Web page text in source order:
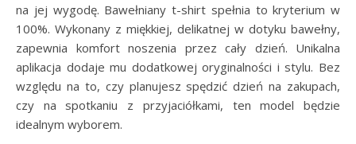
na jej wygodę. Bawełniany t-shirt spełnia to kryterium w
100%. Wykonany z miękkiej, delikatnej w dotyku bawełny,
zapewnia komfort noszenia przez cały dzień. Unikalna
aplikacja dodaje mu dodatkowej oryginalności i stylu. Bez
względu na to, czy planujesz spędzić dzień na zakupach,
czy na spotkaniu z przyjaciółkami, ten model będzie
idealnym wyborem.